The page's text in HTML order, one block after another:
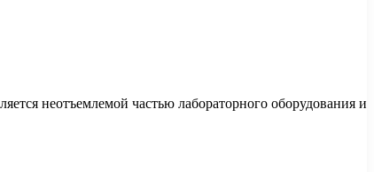
неотъемлемой частью лабораторного оборудования и